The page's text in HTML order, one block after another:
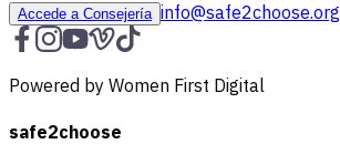
Accede a Consejería info@safe2choose.org
Powered by Women First Digital
safe2choose